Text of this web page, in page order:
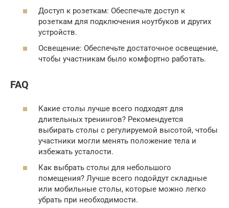
Доступ к розеткам: Обеспечьте доступ к
розеткам для подключения ноутбуков и других
устройств.
Освещение: Обеспечьте достаточное освещение,
чтобы участникам было комфортно работать.
FAQ
Какие столы лучше всего подходят для
длительных тренингов? Рекомендуется
выбирать столы с регулируемой высотой, чтобы
участники могли менять положение тела и
избежать усталости.
Как выбрать столы для небольшого
помещения? Лучше всего подойдут складные
или мобильные столы, которые можно легко
убрать при необходимости.